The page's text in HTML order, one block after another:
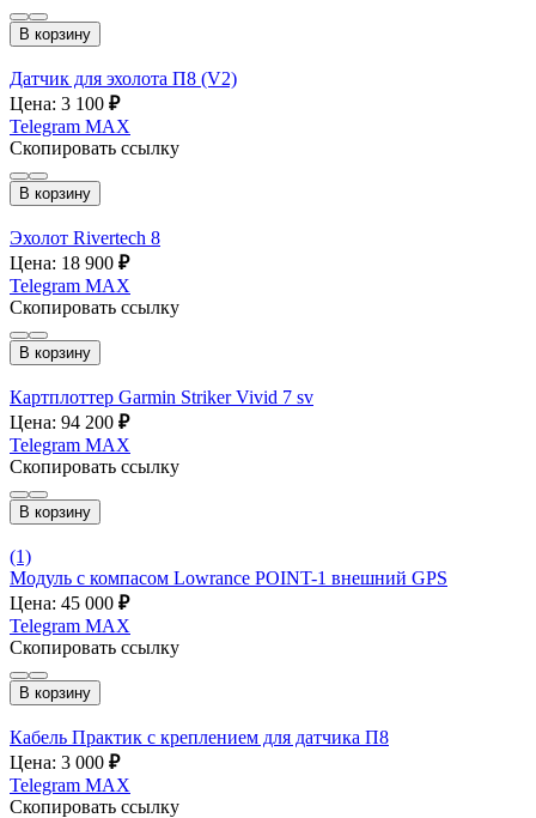
В корзину
Датчик для эхолота П8 (V2)
Цена: 3 100 ₽
Telegram MAX
Скопировать ссылку
В корзину
Эхолот Rivertech 8
Цена: 18 900 ₽
Telegram MAX
Скопировать ссылку
В корзину
Картплоттер Garmin Striker Vivid 7 sv
Цена: 94 200 ₽
Telegram MAX
Скопировать ссылку
В корзину
(1)
Модуль с компасом Lowrance POINT-1 внешний GPS
Цена: 45 000 ₽
Telegram MAX
Скопировать ссылку
В корзину
Кабель Практик с креплением для датчика П8
Цена: 3 000 ₽
Telegram MAX
Скопировать ссылку